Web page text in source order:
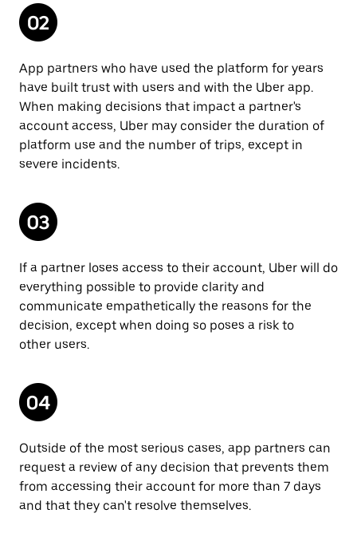
App partners who have used the platform for years
have built trust with users and with the Uber app.
When making decisions that impact a partner's
account access, Uber may consider the duration of
platform use and the number of trips, except in
severe incidents.
If a partner loses access to their account, Uber will do
everything possible to provide clarity and
communicate empathetically the reasons for the
decision, except when doing so poses a risk to
other users.
Outside of the most serious cases, app partners can
request a review of any decision that prevents them
from accessing their account for more than 7 days
and that they can't resolve themselves.